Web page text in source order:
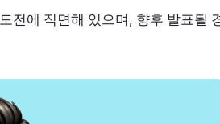
전에 직면해 있으며, 향후 발표될